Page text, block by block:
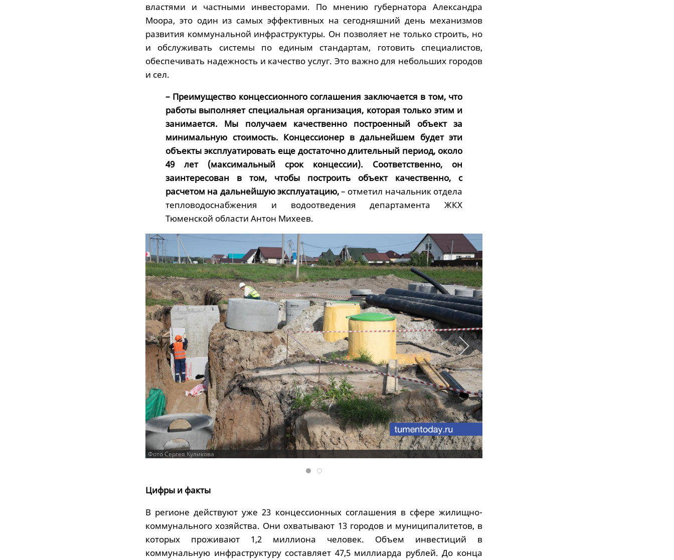
властями и частными инвесторами. По мнению губернатора Александра
Моора, это один из самых эффективных на сегодняшний день механизмов
развития коммунальной инфраструктуры. Он позволяет не только строить, но
и обслуживать системы по единым стандартам, готовить специалистов,
обеспечивать надежность и качество услуг. Это важно для небольших городов
и сел.
– Преимущество концессионного соглашения заключается в том, что
работы выполняет специальная организация, которая только этим и
занимается. Мы получаем качественно построенный объект за
минимальную стоимость. Концессионер в дальнейшем будет эти
объекты эксплуатировать еще достаточно длительный период, около
49 лет (максимальный срок концессии). Соответственно, он
заинтересован в том, чтобы построить объект качественно, с
расчетом на дальнейшую эксплуатацию,– отметил начальник отдела
тепловодоснабжения и водоотведения департамента ЖКХ
Тюменской области Антон Михеев.
Фото Сергея Куликова
Цифры и факты
В регионе действуют уже 23 концессионных соглашения в сфере жилищно-
коммунального хозяйства. Они охватывают 13 городов и муниципалитетов, в
которых проживают 1,2 миллиона человек. Объем инвестиций в
коммунальную инфраструктуру составляет 47,5 миллиарда рублей. До конца